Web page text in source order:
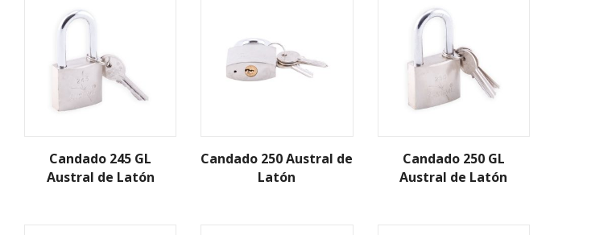
Candado 245 GL
Austral de Latón
Candado 250 Austral de
Latón
Candado 250 GL
Austral de Latón